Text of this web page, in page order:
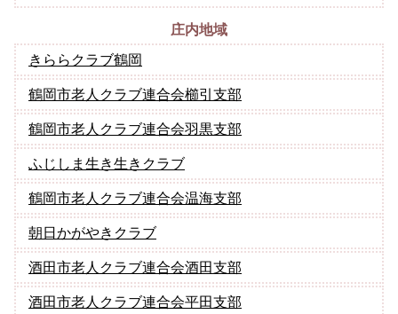
庄内地域
きららクラブ鶴岡
鶴岡市老人クラブ連合会櫛引支部
鶴岡市老人クラブ連合会羽黒支部
ふじしま生き生きクラブ
鶴岡市老人クラブ連合会温海支部
朝日かがやきクラブ
酒田市老人クラブ連合会酒田支部
酒田市老人クラブ連合会平田支部